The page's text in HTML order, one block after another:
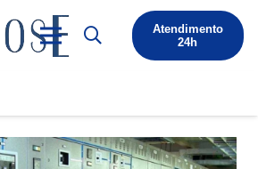
Atendimento
24h